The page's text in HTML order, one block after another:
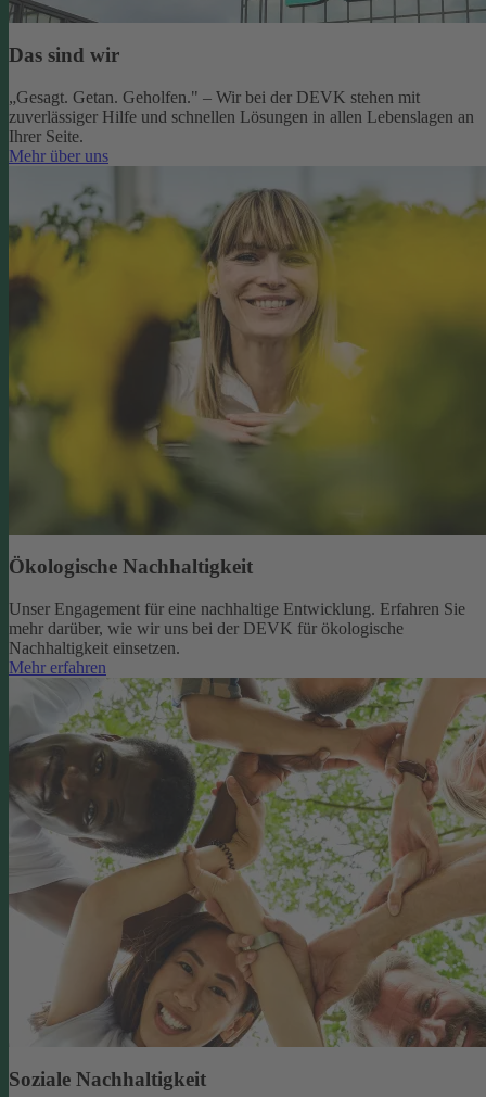
Das sind wir
„Gesagt. Getan. Geholfen." – Wir bei der DEVK stehen mit
zuverlässiger Hilfe und schnellen Lösungen in allen Lebenslagen an
Ihrer Seite.
Mehr über uns
Ökologische Nachhaltigkeit
Unser Engagement für eine nachhaltige Entwicklung. Erfahren Sie
mehr darüber, wie wir uns bei der DEVK für ökologische
Nachhaltigkeit einsetzen.
Mehr erfahren
Soziale Nachhaltigkeit